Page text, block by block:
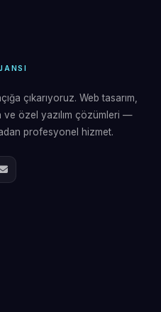
çıkarıyoruz. Web tasarım,
ve özel yazılım çözümleri —
profesyonel hizmet.